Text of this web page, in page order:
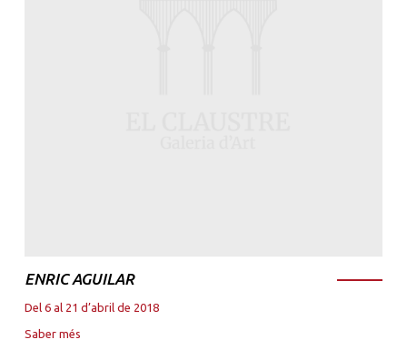
ENRIC AGUILAR
Del 6 al 21 d’abril de 2018
Saber més